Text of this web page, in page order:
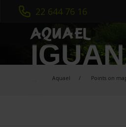
22 644 76 16
INTELIGENTNE
Aquael Points on